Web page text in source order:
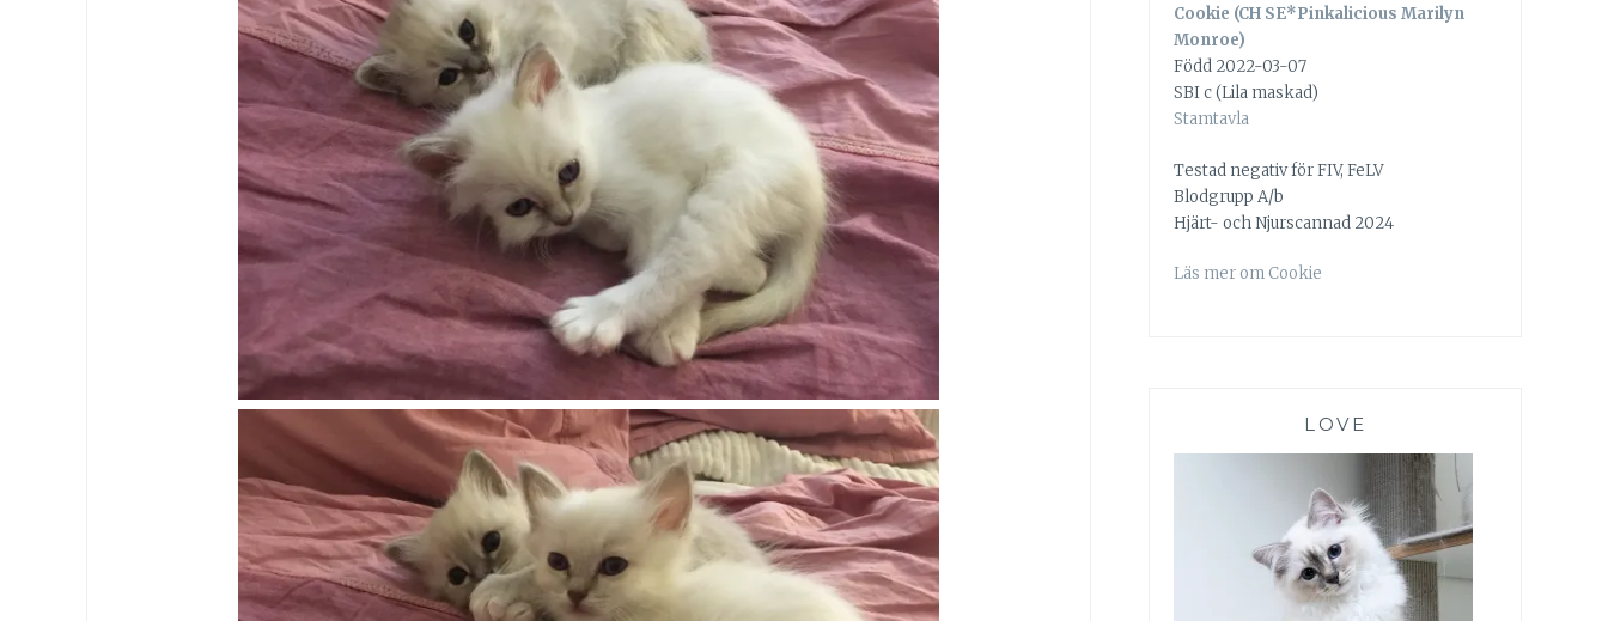
Cookie (CH SE*Pinkalicious Marilyn
Monroe)
Född 2022-03-07
SBI c (Lila maskad)
Stamtavla
Testad negativ för FIV, FeLV
Blodgrupp A/b
Hjärt- och Njurscannad 2024
Läs mer om Cookie
LOVE